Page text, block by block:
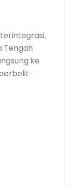
Tengah
ke